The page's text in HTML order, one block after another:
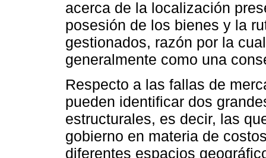
acerca de la localización
posesión de los bienes y la
gestionados, razón por la
generalmente como una
Respecto a las fallas de
pueden identificar dos
estructurales, es decir, las
gobierno en materia de
diferentes espacios